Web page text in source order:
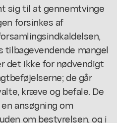
sig til at gennemtvinge
forsinkes af
tilbagevendende mangel
det ikke for nødvendigt
de går
kræve og befale. De
ansøgning om
om bestyrelsen, og i